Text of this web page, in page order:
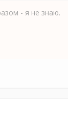
- я не знаю.